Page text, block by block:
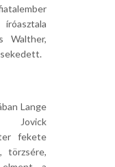
Walther,
Lange
Jovick
fekete
törzsére,